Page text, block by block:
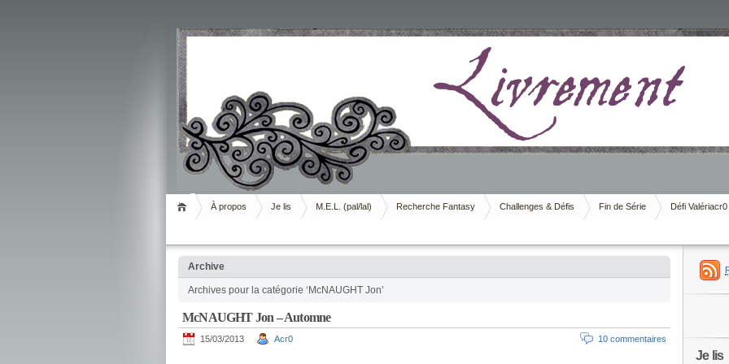
Livrement
À propos Je lis M.E.L. (pal/lal) Recherche Fantasy Challenges & Défis Fin de Série Défi Valériacr0
Archive
Archives pour la catégorie ‘McNAUGHT Jon’
McNAUGHT Jon – Automne
15/03/2013 Acr0 10 commentaires
Je lis